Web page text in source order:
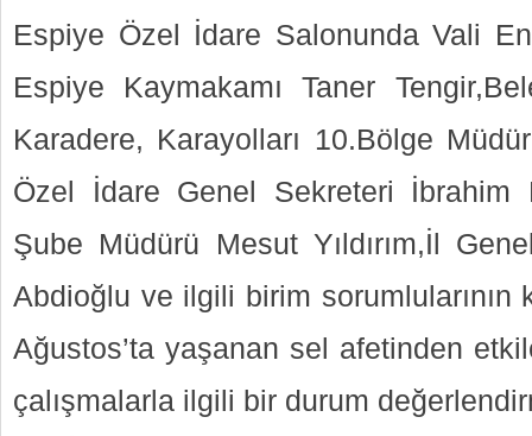
Espiye Özel İdare Salonunda Vali
Espiye Kaymakamı Taner
Karadere, Karayolları 10.Bölge
Özel İdare Genel Sekreteri İbrahim
Şube Müdürü Mesut Yıldırım,İl
Abdioğlu ve ilgili birim sorumlularının
Ağustos’ta yaşanan sel afetinden
çalışmalarla ilgili bir durum